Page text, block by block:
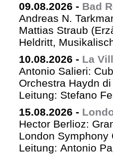
09.08.2026 - Bad
Andreas N.
Mattias Straub
Heldritt,
10.08.2026 - La
Antonio Salieri:
Orchestra Haydn
Leitung: Stefano
15.08.2026 -
Hector Berlioz:
London Symphony
Leitung: Antonio